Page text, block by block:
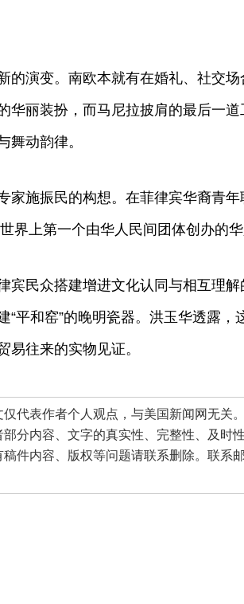
演变。南欧本就有在婚礼、社交场
华丽装扮，而马尼拉披肩的最后一
舞动韵律。
施振民的构想。在菲律宾华裔青年
界上第一个由华人民间团体创办的华
民众搭建增进文化认同与相互理解
平和窑”的晚明瓷器。洪玉华透露，
往来的实物见证。
表作者个人观点，与美国新闻网无关
分内容、文字的真实性、完整性、及时
件内容、版权等问题请联系删除。联系邮